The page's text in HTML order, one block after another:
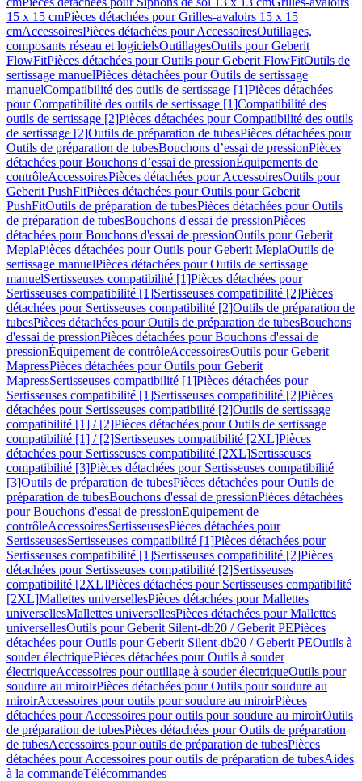
15 x 15 cmPièces détachées pour Grilles-avaloirs 15 x 15
cmAccessoiresPièces détachées pour AccessoiresOutillages,
composants réseau et logicielsOutillagesOutils pour Geberit
FlowFitPièces détachées pour Outils pour Geberit FlowFitOutils de
sertissage manuelPièces détachées pour Outils de sertissage
manuelCompatibilité des outils de sertissage [1]Pièces détachées
pour Compatibilité des outils de sertissage [1]Compatibilité des
outils de sertissage [2]Pièces détachées pour Compatibilité des outils
de sertissage [2]Outils de préparation de tubesPièces détachées pour
Outils de préparation de tubesBouchons d’essai de pressionPièces
détachées pour Bouchons d’essai de pressionÉquipements de
contrôleAccessoiresPièces détachées pour AccessoiresOutils pour
Geberit PushFitPièces détachées pour Outils pour Geberit
PushFitOutils de préparation de tubesPièces détachées pour Outils
de préparation de tubesBouchons d'essai de pressionPièces
détachées pour Bouchons d'essai de pressionOutils pour Geberit
MeplaPièces détachées pour Outils pour Geberit MeplaOutils de
sertissage manuelPièces détachées pour Outils de sertissage
manuelSertisseuses compatibilité [1]Pièces détachées pour
Sertisseuses compatibilité [1]Sertisseuses compatibilité [2]Pièces
détachées pour Sertisseuses compatibilité [2]Outils de préparation de
tubesPièces détachées pour Outils de préparation de tubesBouchons
d'essai de pressionPièces détachées pour Bouchons d'essai de
pressionÉquipement de contrôleAccessoiresOutils pour Geberit
MapressPièces détachées pour Outils pour Geberit
MapressSertisseuses compatibilité [1]Pièces détachées pour
Sertisseuses compatibilité [1]Sertisseuses compatibilité [2]Pièces
détachées pour Sertisseuses compatibilité [2]Outils de sertissage
compatibilité [1] / [2]Pièces détachées pour Outils de sertissage
compatibilité [1] / [2]Sertisseuses compatibilité [2XL]Pièces
détachées pour Sertisseuses compatibilité [2XL]Sertisseuses
compatibilité [3]Pièces détachées pour Sertisseuses compatibilité
[3]Outils de préparation de tubesPièces détachées pour Outils de
préparation de tubesBouchons d'essai de pressionPièces détachées
pour Bouchons d'essai de pressionEquipement de
contrôleAccessoiresSertisseusesPièces détachées pour
SertisseusesSertisseuses compatibilité [1]Pièces détachées pour
Sertisseuses compatibilité [1]Sertisseuses compatibilité [2]Pièces
détachées pour Sertisseuses compatibilité [2]Sertisseuses
compatibilité [2XL]Pièces détachées pour Sertisseuses compatibilité
[2XL]Mallettes universellesPièces détachées pour Mallettes
universellesMallettes universellesPièces détachées pour Mallettes
universellesOutils pour Geberit Silent-db20 / Geberit PEPièces
détachées pour Outils pour Geberit Silent-db20 / Geberit PEOutils à
souder électriquePièces détachées pour Outils à souder
électriqueAccessoires pour outillage à souder électriqueOutils pour
soudure au miroirPièces détachées pour Outils pour soudure au
miroirAccessoires pour outils pour soudure au miroirPièces
détachées pour Accessoires pour outils pour soudure au miroirOutils
de préparation de tubesPièces détachées pour Outils de préparation
de tubesAccessoires pour outils de préparation de tubesPièces
détachées pour Accessoires pour outils de préparation de tubesAides
à la commandeTélécommandes